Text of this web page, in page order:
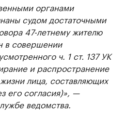
органами
судом достаточными
47-летнему жителю
в совершении
ч. 1 ст. 137 УК
и распространение
лица, составляющих
его согласия)», —
ведомства.